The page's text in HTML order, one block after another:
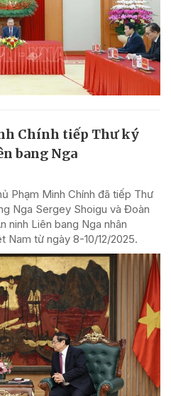
Chính tiếp Thư ký
bang Nga
Phạm Minh Chính đã tiếp Thư
Nga Sergey Shoigu và Đoàn
ninh Liên bang Nga nhân
Nam từ ngày 8-10/12/2025.